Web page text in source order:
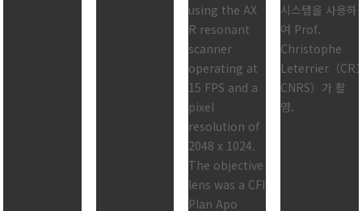
using the AX
R resonant
scanner
operating at
15 FPS and a
pixel
resolution of
2048 x 1024.
The objective
lens was a CFI
Plan Apo
시스템을 사용하
여 Prof.
Christophe
Leterrier（CR1
CNRS）가 촬
영.